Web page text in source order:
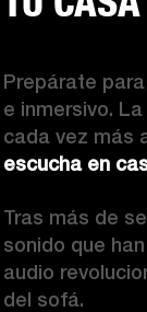
Prepárate
e inmersivo.
cada vez más
escucha en
Tras más de
sonido que
audio
del sofá.